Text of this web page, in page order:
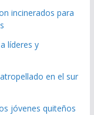
incinerados para
líderes y
en el sur
jóvenes quiteños